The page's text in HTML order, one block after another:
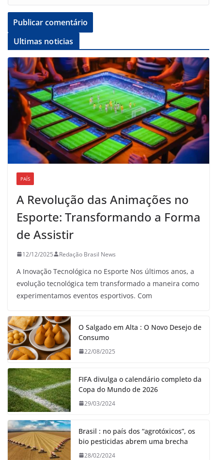
Ultimas noticias
PAÍS
A Revolução das Animações no
Esporte: Transformando a Forma
de Assistir
12/12/2025 Redação Brasil News
A Inovação Tecnológica no Esporte Nos últimos anos, a
evolução tecnológica tem transformado a maneira como
experimentamos eventos esportivos. Com
O Salgado em Alta : O Novo Desejo de
Consumo
22/08/2025
FIFA divulga o calendário completo da
Copa do Mundo de 2026
29/03/2024
Brasil : no país dos “agrotóxicos”, os
bio pesticidas abrem uma brecha
28/02/2024